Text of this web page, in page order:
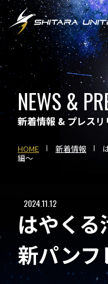
NEWS &
新着情報 & プレスリ
HOME 新着情報
編～
2024.11.12
はやく
新パン